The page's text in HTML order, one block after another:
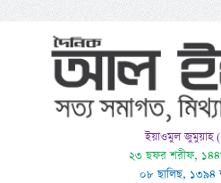
ইয়াওমুল জুমুয়াহ
২৩ ছফর শরীফ,
০৮ ছালিছ, ১৩৯৪